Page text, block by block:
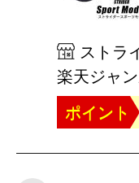
ストラ
楽天ジャ
ポイント